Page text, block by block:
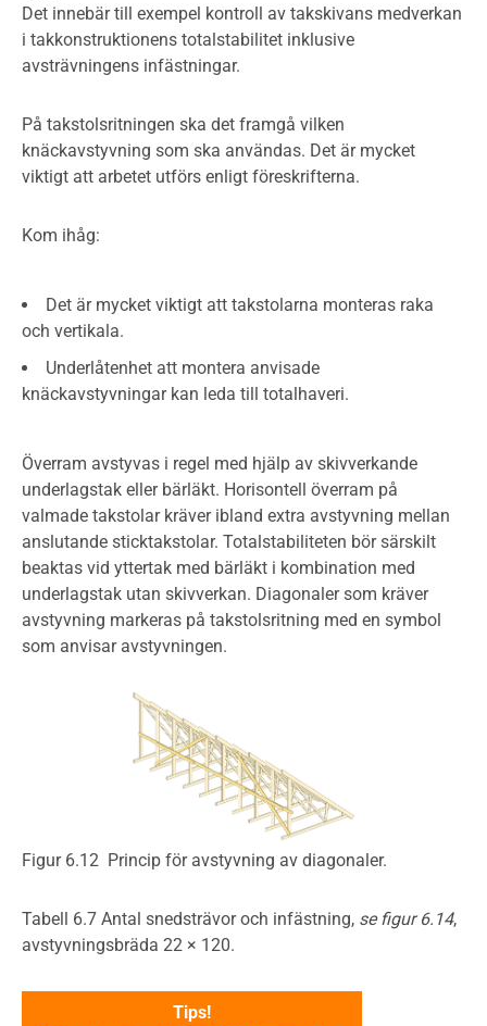
Det innebär till exempel kontroll av takskivans medverkan
i takkonstruktionens totalstabilitet inklusive
avsträvningens infästningar.
På takstolsritningen ska det framgå vilken
knäckavstyvning som ska användas. Det är mycket
viktigt att arbetet utförs enligt föreskrifterna.
Kom ihåg:
Det är mycket viktigt att takstolarna monteras raka
och vertikala.
Underlåtenhet att montera anvisade
knäckavstyvningar kan leda till totalhaveri.
Överram avstyvas i regel med hjälp av skivverkande
underlagstak eller bärläkt. Horisontell överram på
valmade takstolar kräver ibland extra avstyvning mellan
anslutande sticktakstolar. Totalstabiliteten bör särskilt
beaktas vid yttertak med bärläkt i kombination med
underlagstak utan skivverkan. Diagonaler som kräver
avstyvning markeras på takstolsritning med en symbol
som anvisar avstyvningen.
Figur 6.12 Princip för avstyvning av diagonaler.
Tabell 6.7 Antal snedsträvor och infästning, se figur 6.14,
avstyvningsbräda 22 × 120.
Tips!